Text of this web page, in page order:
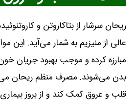
ریحان سرشار از بتاکاروتن و
عالی از منیزیم به شمار می‌آید. این
مبارزه کرده و موجب بهبود جریان
بدن می‌شوند. مصرف منظم ریحان
قلب و عروق کمک کند و از بروز